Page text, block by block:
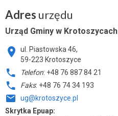
Adres urzędu
Urząd Gminy w Krotoszycach
ul. Piastowska 46,
59-223 Krotoszyce
Telefon: +48 76 887 84 21
Faks: +48 76 74 34 193
ug@krotoszyce.pl
Skrytka Epuap: